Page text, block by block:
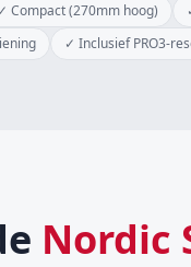
✓ Compact (270mm hoog)
✓ Inclusief PRO3-
Nordic